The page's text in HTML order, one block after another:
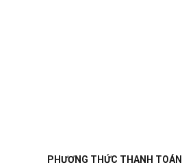
PHƯƠNG THỨC THANH TOÁN